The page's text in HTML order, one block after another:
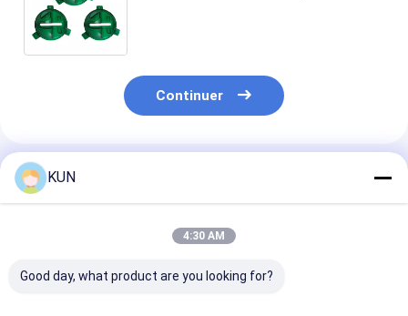
Continuer
Produits Recommandés
KUN
4:30 AM
Good day, what product are you looking for?